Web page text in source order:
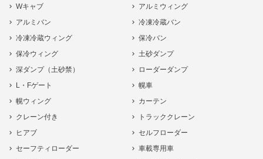
Wキャブ
アルミウィング
アルミバン
冷凍冷蔵バン
冷凍冷蔵ウィング
保冷バン
保冷ウィング
土砂ダンプ
深ダンプ（土砂禁）
ローダーダンプ
L・Fゲート
幌車
幌ウィング
カーテン
クレーン付き
トラッククレーン
ヒアブ
セルフローダー
セーフティローダー
車載専用車